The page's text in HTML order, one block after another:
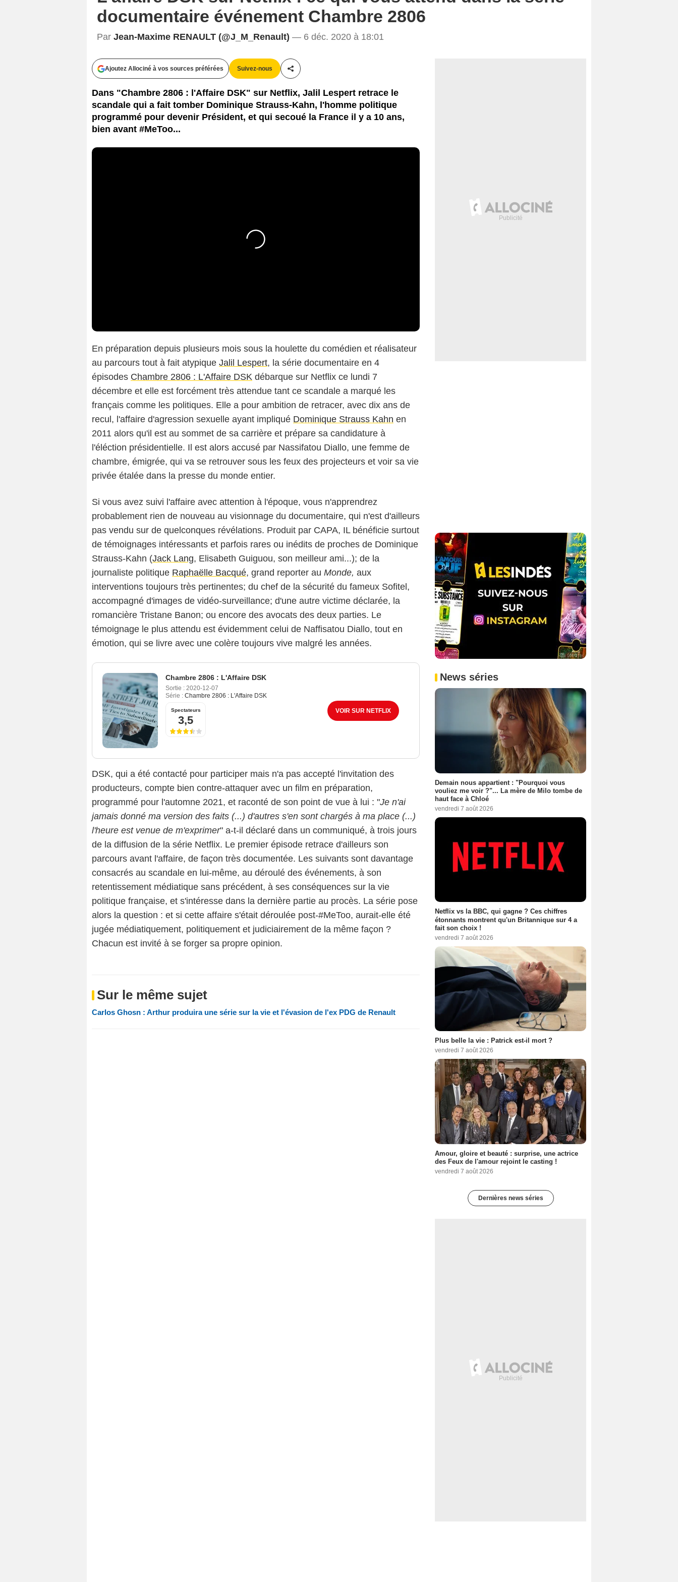
documentaire événement Chambre 2806
Par Jean-Maxime RENAULT (@J_M_Renault) — 6 déc. 2020 à 18:01
Ajoutez Allociné à vos sources préférées Suivez-nous
Partager cet article
Dans "Chambre 2806 : l'Affaire DSK" sur Netflix, Jalil Lespert retrace le
scandale qui a fait tomber Dominique Strauss-Kahn, l'homme politique
programmé pour devenir Président, et qui secoué la France il y a 10 ans,
bien avant #MeToo...
En préparation depuis plusieurs mois sous la houlette du comédien et réalisateur
au parcours tout à fait atypique Jalil Lespert, la série documentaire en 4
épisodes Chambre 2806 : L'Affaire DSK débarque sur Netflix ce lundi 7
décembre et elle est forcément très attendue tant ce scandale a marqué les
français comme les politiques. Elle a pour ambition de retracer, avec dix ans de
recul, l'affaire d'agression sexuelle ayant impliqué Dominique Strauss Kahn en
2011 alors qu'il est au sommet de sa carrière et prépare sa candidature à
l'éléction présidentielle. Il est alors accusé par Nassifatou Diallo, une femme de
chambre, émigrée, qui va se retrouver sous les feux des projecteurs et voir sa vie
privée étalée dans la presse du monde entier.
Si vous avez suivi l'affaire avec attention à l'époque, vous n'apprendrez
probablement rien de nouveau au visionnage du documentaire, qui n'est d'ailleurs
pas vendu sur de quelconques révélations. Produit par CAPA, IL bénéficie surtout
de témoignages intéressants et parfois rares ou inédits de proches de Dominique
Strauss-Kahn (Jack Lang, Elisabeth Guiguou, son meilleur ami...); de la
journaliste politique Raphaëlle Bacqué, grand reporter au Monde, aux
interventions toujours très pertinentes; du chef de la sécurité du fameux Sofitel,
accompagné d'images de vidéo-surveillance; d'une autre victime déclarée, la
romancière Tristane Banon; ou encore des avocats des deux parties. Le
témoignage le plus attendu est évidemment celui de Naffisatou Diallo, tout en
émotion, qui se livre avec une colère toujours vive malgré les années.
Chambre 2806 : L'Affaire DSK
Sortie : 2020-12-07
Série : Chambre 2806 : L'Affaire DSK
Spectateurs
3,5
VOIR SUR NETFLIX
DSK, qui a été contacté pour participer mais n'a pas accepté l'invitation des
producteurs, compte bien contre-attaquer avec un film en préparation,
programmé pour l'automne 2021, et raconté de son point de vue à lui : "Je n'ai
jamais donné ma version des faits (...) d'autres s'en sont chargés à ma place (...)
l'heure est venue de m'exprimer" a-t-il déclaré dans un communiqué, à trois jours
de la diffusion de la série Netflix. Le premier épisode retrace d'ailleurs son
parcours avant l'affaire, de façon très documentée. Les suivants sont davantage
consacrés au scandale en lui-même, au déroulé des événements, à son
retentissement médiatique sans précédent, à ses conséquences sur la vie
politique française, et s'intéresse dans la dernière partie au procès. La série pose
alors la question : et si cette affaire s'était déroulée post-#MeToo, aurait-elle été
jugée médiatiquement, politiquement et judiciairement de la même façon ?
Chacun est invité à se forger sa propre opinion.
Sur le même sujet
Carlos Ghosn : Arthur produira une série sur la vie et l'évasion de l'ex PDG de Renault
News séries
Demain nous appartient : "Pourquoi vous
vouliez me voir ?"... La mère de Milo tombe de
haut face à Chloé
vendredi 7 août 2026
Netflix vs la BBC, qui gagne ? Ces chiffres
étonnants montrent qu'un Britannique sur 4 a
fait son choix !
vendredi 7 août 2026
Plus belle la vie : Patrick est-il mort ?
vendredi 7 août 2026
Amour, gloire et beauté : surprise, une actrice
des Feux de l'amour rejoint le casting !
vendredi 7 août 2026
Dernières news séries